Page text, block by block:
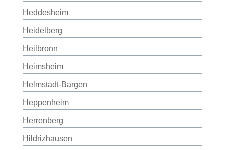
Heddesheim
Heidelberg
Heilbronn
Heimsheim
Helmstadt-Bargen
Heppenheim
Herrenberg
Hildrizhausen